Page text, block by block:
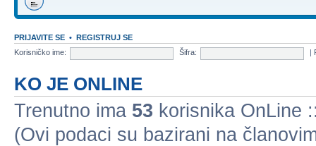
PRIJAVITE SE • REGISTRUJ SE
Korisničko ime:
Šifra:
KO JE ONLINE
Trenutno ima 53 korisnika OnLine
(Ovi podaci su bazirani na